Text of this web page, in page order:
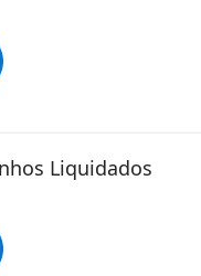
Liquidados